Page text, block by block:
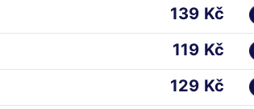
139 Kč
119 Kč
129 Kč